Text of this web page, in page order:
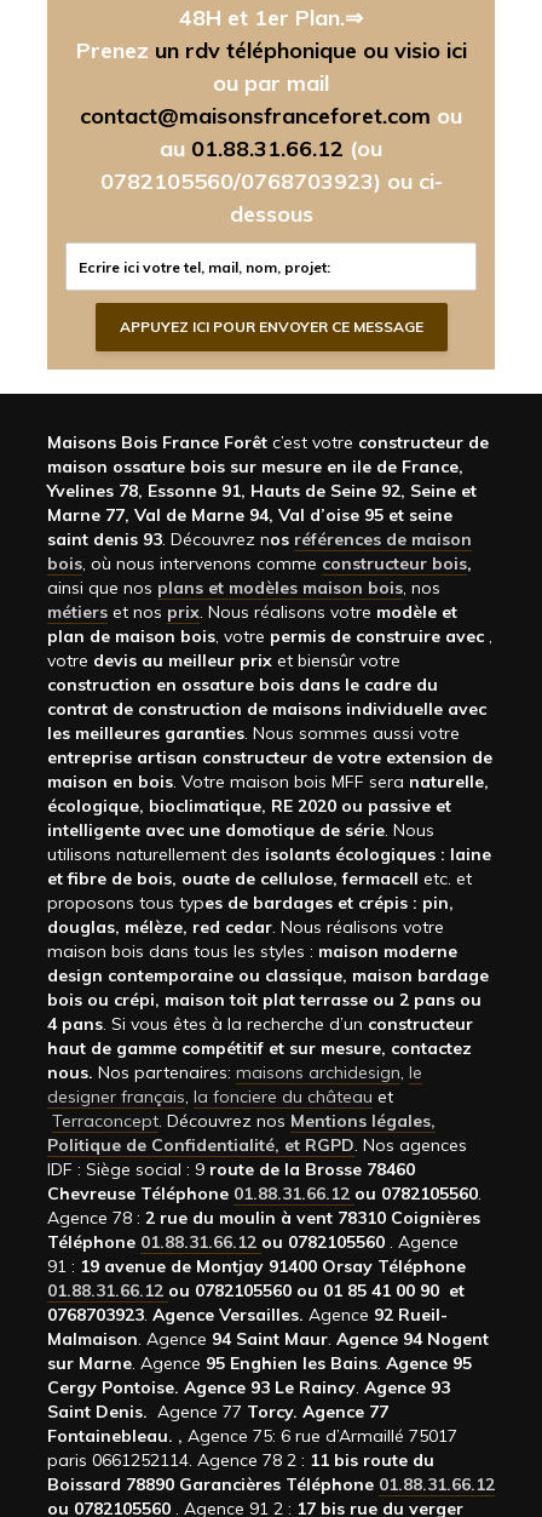
48H et 1er Plan.⇒
Prenez un rdv téléphonique ou visio ici
ou par mail
contact@maisonsfranceforet.com ou
au 01.88.31.66.12 (ou
0782105560/0768703923) ou ci-
dessous
Maisons Bois France Forêt c’est votre constructeur de
maison ossature bois sur mesure en ile de France,
Yvelines 78, Essonne 91, Hauts de Seine 92, Seine et
Marne 77, Val de Marne 94, Val d’oise 95 et seine
saint denis 93. Découvrez nos références de maison
bois, où nous intervenons comme constructeur bois,
ainsi que nos plans et modèles maison bois, nos
métiers et nos prix. Nous réalisons votre modèle et
plan de maison bois, votre permis de construire avec ,
votre devis au meilleur prix et biensûr votre
construction en ossature bois dans le cadre du
contrat de construction de maisons individuelle avec
les meilleures garanties. Nous sommes aussi votre
entreprise artisan constructeur de votre extension de
maison en bois. Votre maison bois MFF sera naturelle,
écologique, bioclimatique, RE 2020 ou passive et
intelligente avec une domotique de série. Nous
utilisons naturellement des isolants écologiques : laine
et fibre de bois, ouate de cellulose, fermacell etc. et
proposons tous types de bardages et crépis : pin,
douglas, mélèze, red cedar. Nous réalisons votre
maison bois dans tous les styles : maison moderne
design contemporaine ou classique, maison bardage
bois ou crépi, maison toit plat terrasse ou 2 pans ou
4 pans. Si vous êtes à la recherche d’un constructeur
haut de gamme compétitif et sur mesure, contactez
nous. Nos partenaires: maisons archidesign, le
designer français, la fonciere du château et
Terraconcept. Découvrez nos Mentions légales,
Politique de Confidentialité, et RGPD. Nos agences
IDF : Siège social : 9 route de la Brosse 78460
Chevreuse Téléphone 01.88.31.66.12 ou 0782105560.
Agence 78 : 2 rue du moulin à vent 78310 Coignières
Téléphone 01.88.31.66.12 ou 0782105560 . Agence
91 : 19 avenue de Montjay 91400 Orsay Téléphone
01.88.31.66.12 ou 0782105560 ou 01 85 41 00 90 et
0768703923. Agence Versailles. Agence 92 Rueil-
Malmaison. Agence 94 Saint Maur. Agence 94 Nogent
sur Marne. Agence 95 Enghien les Bains. Agence 95
Cergy Pontoise. Agence 93 Le Raincy. Agence 93
Saint Denis. Agence 77 Torcy. Agence 77
Fontainebleau. , Agence 75: 6 rue d’Armaillé 75017
paris 0661252114. Agence 78 2 : 11 bis route du
Boissard 78890 Garancières Téléphone 01.88.31.66.12
ou 0782105560 . Agence 91 2 : 17 bis rue du verger